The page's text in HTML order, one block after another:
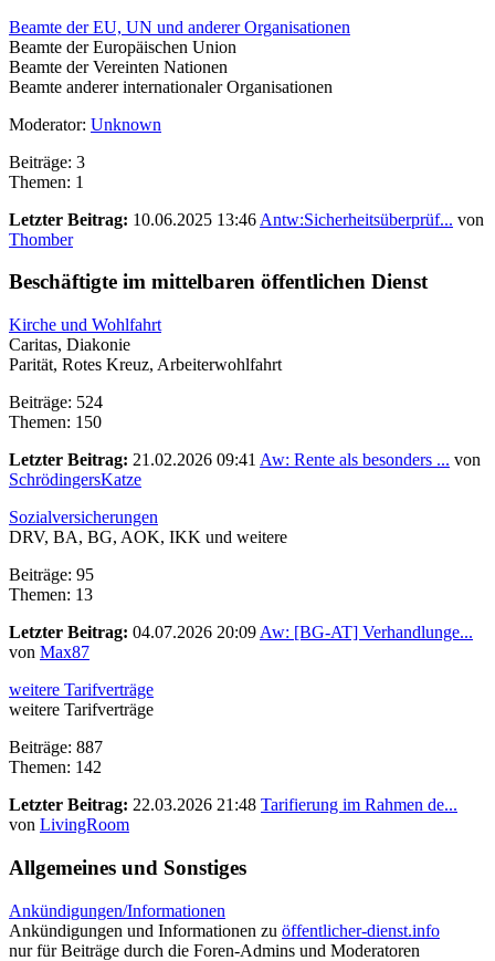
Beamte der EU, UN und anderer Organisationen
Beamte der Europäischen Union
Beamte der Vereinten Nationen
Beamte anderer internationaler Organisationen
Moderator: Unknown
Beiträge: 3
Themen: 1
Letzter Beitrag: 10.06.2025 13:46 Antw:Sicherheitsüberprüf... von
Thomber
Beschäftigte im mittelbaren öffentlichen Dienst
Kirche und Wohlfahrt
Caritas, Diakonie
Parität, Rotes Kreuz, Arbeiterwohlfahrt
Beiträge: 524
Themen: 150
Letzter Beitrag: 21.02.2026 09:41 Aw: Rente als besonders ... von
SchrödingersKatze
Sozialversicherungen
DRV, BA, BG, AOK, IKK und weitere
Beiträge: 95
Themen: 13
Letzter Beitrag: 04.07.2026 20:09 Aw: [BG-AT] Verhandlunge...
von Max87
weitere Tarifverträge
weitere Tarifverträge
Beiträge: 887
Themen: 142
Letzter Beitrag: 22.03.2026 21:48 Tarifierung im Rahmen de...
von LivingRoom
Allgemeines und Sonstiges
Ankündigungen/Informationen
Ankündigungen und Informationen zu öffentlicher-dienst.info
nur für Beiträge durch die Foren-Admins und Moderatoren